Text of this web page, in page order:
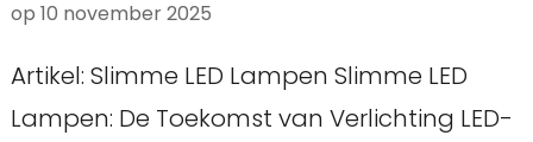
op 10 november 2025
Artikel: Slimme LED Lampen Slimme LED
Lampen: De Toekomst van Verlichting LED-